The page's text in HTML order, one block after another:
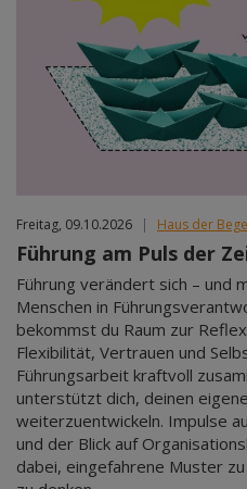
Freitag, 09.10.2026 | Haus der
Führung am Puls der
Führung verändert sich – und
Menschen in
bekommst du Raum zur
Flexibilität, Vertrauen und
Führungsarbeit kraftvoll
unterstützt dich, deinen
weiterzuentwickeln. Impulse
und der Blick auf
dabei, eingefahrene Muster